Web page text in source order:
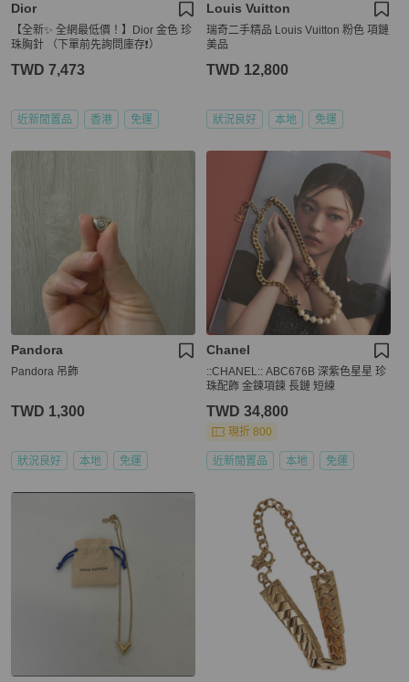
Dior
【全新✨ 全網最低價！】Dior 金色 珍
珠胸針 （下單前先詢問庫存❗️）
TWD 7,473
近新閒置品 香港 免運
Louis Vuitton
瑞奇二手精品 Louis Vuitton 粉色 項鏈
美品
TWD 12,800
狀況良好 本地 免運
Pandora
Pandora 吊飾
TWD 1,300
狀況良好 本地 免運
Chanel
::CHANEL:: ABC676B 深紫色星星 珍
珠配飾 金鍊項鍊 長鏈 短練
TWD 34,800
現折 800
近新閒置品 本地 免運